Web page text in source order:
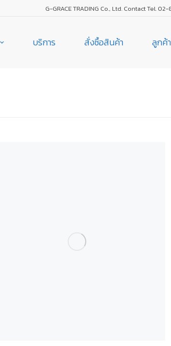
G-GRACE TRADING Co., Ltd. Contact Tel.
บริการ สั่งซื้อสินค้า ลูกค้